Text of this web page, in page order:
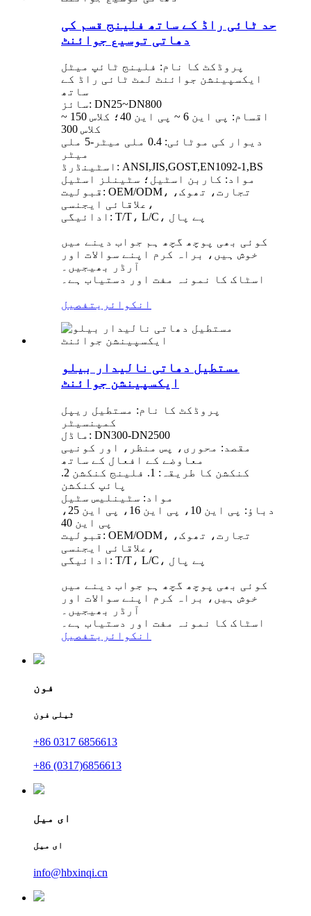
حد ٹائی راڈ کے ساتھ فلینج قسم کی
دھاتی توسیع جوائنٹ
پروڈکٹ کا نام: فلینج ٹائپ میٹل
ایکسپینشن جوائنٹ لمٹ ٹائی راڈ کے
ساتھ
سائز: DN25~DN800
اقسام: پی این 6 ~ پی این 40؛ کلاس 150 ~
کلاس 300
دیوار کی موٹائی: 0.4 ملی میٹر-5 ملی
میٹر
اسٹینڈرڈ: ANSI,JIS,GOST,EN1092-1,BS
مواد: کاربن اسٹیل؛ سٹینلز اسٹیل
قبولیت: OEM/ODM، تجارت، تھوک،
علاقائی ایجنسی،
ادائیگی: T/T، L/C، پے پال
کوئی بھی پوچھ گچھ ہم جواب دینے میں
خوش ہیں، براہ کرم اپنے سوالات اور
آرڈر بھیجیں۔
اسٹاک کا نمونہ مفت اور دستیاب ہے۔
انکوائری تفصیل
مستطیل دھاتی نالیدار بیلو
ایکسپینشن جوائنٹ
پروڈکٹ کا نام: مستطیل ریپل
کمپنسیٹر
ماڈل: DN300-DN2500
مقصد: محوری، پس منظر، اور کونیی
معاوضے کے افعال کے ساتھ
کنکشن کا طریقہ: 1. فلینج کنکشن 2.
پائپ کنکشن
مواد: سٹینلیس سٹیل
دباؤ: پی این 10، پی این 16، پی این 25،
پی این 40
قبولیت: OEM/ODM، تجارت، تھوک،
علاقائی ایجنسی،
ادائیگی: T/T، L/C، پے پال
کوئی بھی پوچھ گچھ ہم جواب دینے میں
خوش ہیں، براہ کرم اپنے سوالات اور
آرڈر بھیجیں۔
اسٹاک کا نمونہ مفت اور دستیاب ہے۔
انکوائری تفصیل
فون
ٹیلی فون
+86 0317 6856613
+86 (0317)6856613
ای میل
ای میل
info@hbxinqi.cn